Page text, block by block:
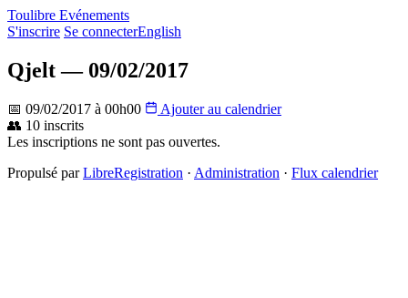
Toulibre Evénements
S'inscrire Se connecterEnglish
Qjelt — 09/02/2017
📅 09/02/2017 à 00h00
Ajouter au calendrier
👥 10 inscrits
Les inscriptions ne sont pas ouvertes.
Propulsé parLibreRegistration · Administration · Flux calendrier